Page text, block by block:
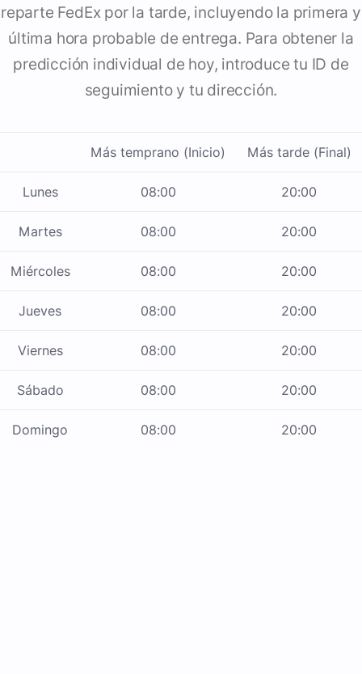
reparte FedEx por la tarde, incluyendo la primera y
última hora probable de entrega. Para obtener la
predicción individual de hoy, introduce tu ID de
seguimiento y tu dirección.
Más temprano (Inicio) Más tarde (Final)
Lunes 08:00 20:00
Martes 08:00 20:00
Miércoles 08:00 20:00
Jueves 08:00 20:00
Viernes 08:00 20:00
Sábado 08:00 20:00
Domingo 08:00 20:00